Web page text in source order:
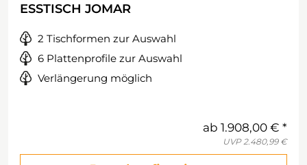
ESSTISCH JOMAR
2 Tischformen zur Auswahl
6 Plattenprofile zur Auswahl
Verlängerung möglich
ab 1.908,00 €
UVP 2.480,99 €